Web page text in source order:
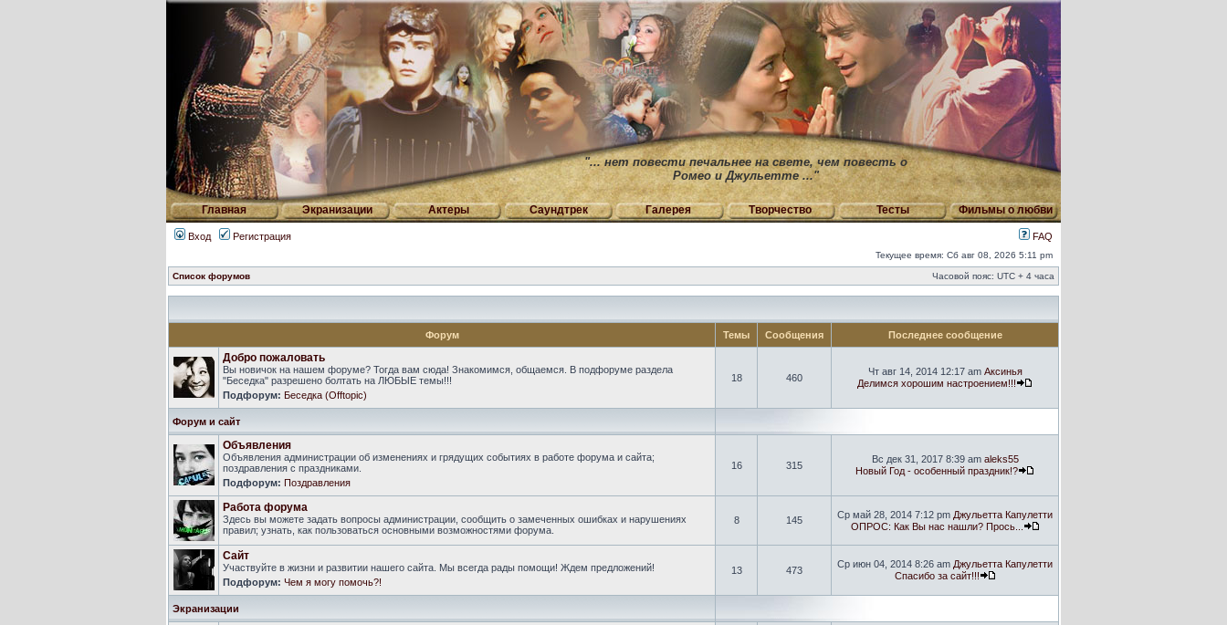
"... нет повести печальнее на свете, чем повесть о
Ромео и Джульетте ..."
Главная Экранизации Актеры Саундтрек Галерея Творчество Тесты Фильмы о любви
Вход Регистрация FAQ
Текущее время: Сб авг 08, 2026 5:11 pm
Список форумов Часовой пояс: UTC + 4 часа
Форум Темы Сообщения Последнее сообщение
Добро пожаловать
Вы новичок на нашем форуме? Тогда вам сюда! Знакомимся, общаемся. В подфоруме раздела
"Беседка" разрешено болтать на ЛЮБЫЕ темы!!!
Подфорум: Беседка (Offtopic)
18 460
Чт авг 14, 2014 12:17 am Аксинья
Делимся хорошим настроением!!!
Форум и сайт
Объявления
Объявления администрации об изменениях и грядущих событиях в работе форума и сайта;
поздравления с праздниками.
Подфорум: Поздравления
16 315
Вс дек 31, 2017 8:39 am aleks55
Новый Год - особенный праздник!?
Работа форума
Здесь вы можете задать вопросы администрации, сообщить о замеченных ошибках и нарушениях
правил; узнать, как пользоваться основными возможностями форума.
8 145 Ср май 28, 2014 7:12 pm Джульетта Капулетти
ОПРОС: Как Вы нас нашли? Прось...
Сайт
Участвуйте в жизни и развитии нашего сайта. Мы всегда рады помощи! Ждем предложений!
Подфорум: Чем я могу помочь?!
13 473
Ср июн 04, 2014 8:26 am Джульетта Капулетти
Спасибо за сайт!!!
Экранизации